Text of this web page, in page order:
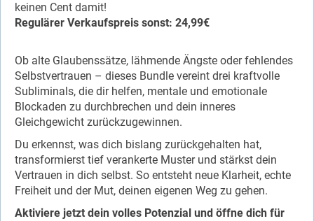
keinen Cent damit!
Regulärer Verkaufspreis sonst: 24,99€
Ob alte Glaubenssätze, lähmende Ängste oder fehlendes
Selbstvertrauen – dieses Bundle vereint drei kraftvolle
Subliminals, die dir helfen, mentale und emotionale
Blockaden zu durchbrechen und dein inneres
Gleichgewicht zurückzugewinnen.
Du erkennst, was dich bislang zurückgehalten hat,
transformierst tief verankerte Muster und stärkst dein
Vertrauen in dich selbst. So entsteht neue Klarheit, echte
Freiheit und der Mut, deinen eigenen Weg zu gehen.
Aktiviere jetzt dein volles Potenzial und öffne dich für